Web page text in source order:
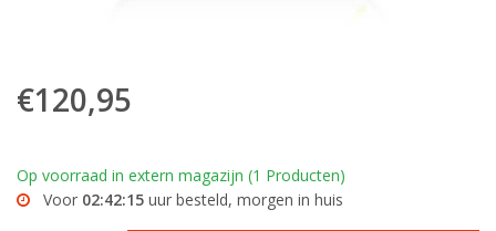
€120,95
Op voorraad in extern magazijn (1 Producten)
Voor 02:42:15 uur besteld, morgen in huis